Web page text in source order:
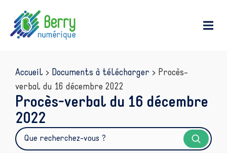
principal
Accueil > Documents à télécharger > Procès-
verbal du 16 décembre 2022
Procès-verbal du 16 décembre
2022